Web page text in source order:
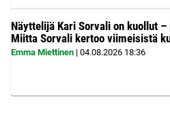
Näyttelijä Kari Sorvali on kuollut –
Miitta Sorvali kertoo viimeisistä
Emma Miettinen | 04.08.2026 18:36